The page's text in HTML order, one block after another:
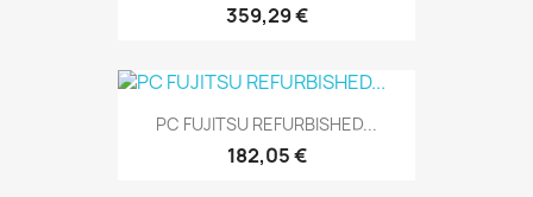
359,29 €
PC FUJITSU REFURBISHED...
182,05 €